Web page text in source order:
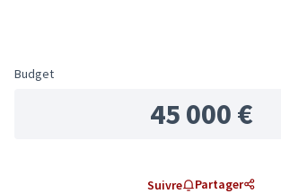
Budget
45 000 €
Suivre Partager